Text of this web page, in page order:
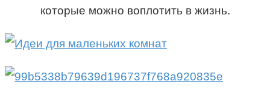
которые можно воплотить в жизнь.